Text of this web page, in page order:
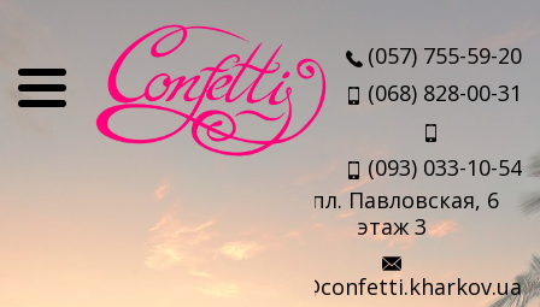
Отзывы
(057) 755-59-20
(068) 828-00-31
(093) 033-10-54
пл. Павловская, 6
этаж 3
info@confetti.kharkov.ua